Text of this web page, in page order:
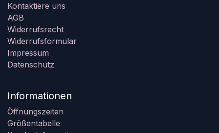
Kontaktiere uns
AGB
Widerrufsrecht
Widerrufsformular
Impressum
Datenschutz
Informationen
Öffnungszeiten
Größentabelle